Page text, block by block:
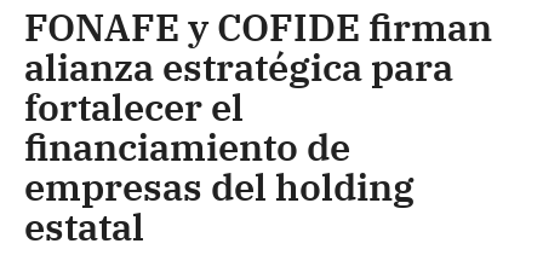
FONAFE y COFIDE firman
alianza estratégica para
fortalecer el
financiamiento de
empresas del holding
estatal